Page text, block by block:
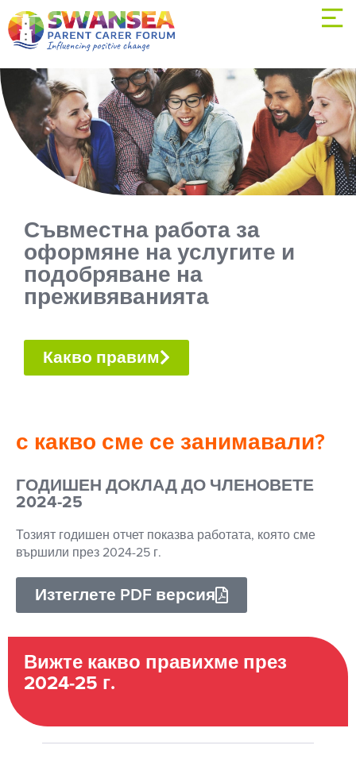
Съвместна работа за
оформяне на услугите и
подобряване на
преживяванията
Какво правим
с какво сме се занимавали?
ГОДИШЕН ДОКЛАД ДО ЧЛЕНОВЕТЕ
2024-25
Тозият годишен отчет показва работата, която сме
вършили през 2024-25 г.
Изтеглете PDF версия
Вижте какво правихме през
2024-25 г.